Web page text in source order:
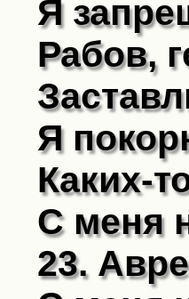
Я
Рабов,
Я
Каких-
С меня
23.